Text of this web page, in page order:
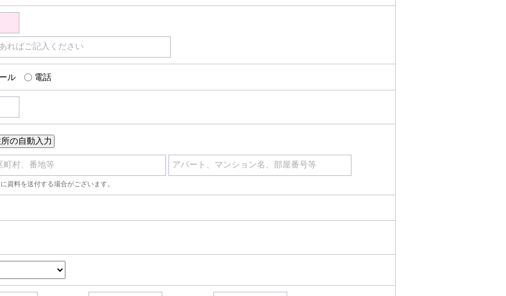
ればご記入ください
ル 電話
町村、番地等 アパート、マンション名、部屋番号等
資料を送付する場合がございます。